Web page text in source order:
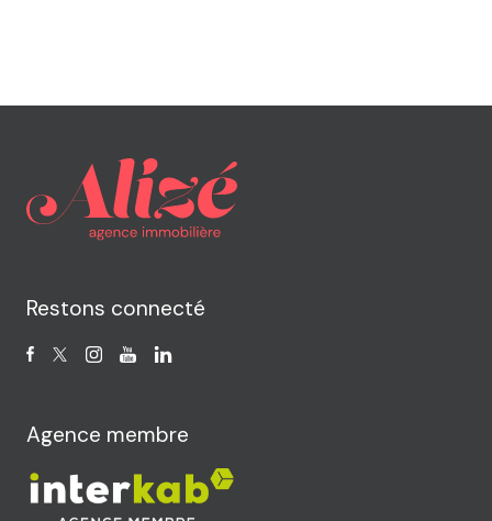
Restons connecté
Agence membre